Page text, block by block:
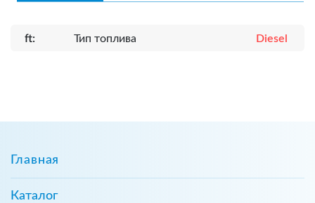
ft: Тип топлива Diesel
Главная
Каталог